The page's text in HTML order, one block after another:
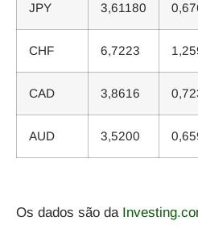
JPY 3,61180
CHF 6,7223
CAD 3,8616
AUD 3,5200
Os dados são da